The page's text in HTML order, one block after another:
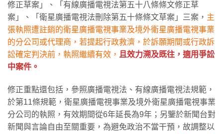
修正草案」、「有線廣播電視法第五十八條條文修正草
案」、「衛星廣播電視法刪除第五十條條文草案」三案， 主
張執照遭註銷的衛星廣播電視事業及境外衛星廣播電視事業
的分公司或代理商，若提起行政救濟，於訴願期間或行政訴
訟確定判決前，執照繼續有效，
且效力溯及既往，適用爭訟
中案件。
修正重點還包括，參照廣播電視法、有線廣播電視法規範，
於第11條規範，衛星廣播電視事業及境外衛星廣播電視事業
分公司的執照，有效期間從6年延長為9年；另鑒於新聞台對
新聞與言論自由至關重要，為避免政治不當干預，故調整以